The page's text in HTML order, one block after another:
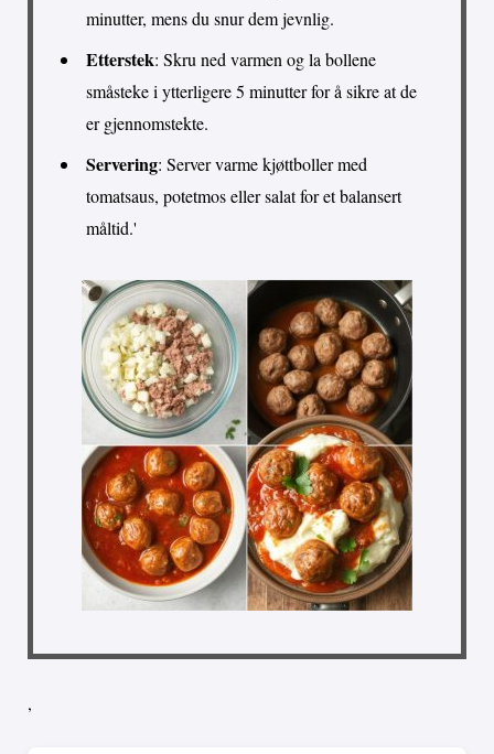
minutter, mens du snur dem jevnlig.
Etterstek: Skru ned varmen og la bollene
småsteke i ytterligere 5 minutter for å sikre at de
er gjennomstekte.
Servering: Server varme kjøttboller med
tomatsaus, potetmos eller salat for et balansert
måltid.'
,